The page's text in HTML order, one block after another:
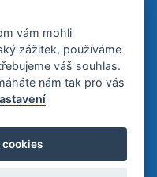
vám mohli
zážitek, používáme
váš souhlas.
nám tak pro vás
cookies